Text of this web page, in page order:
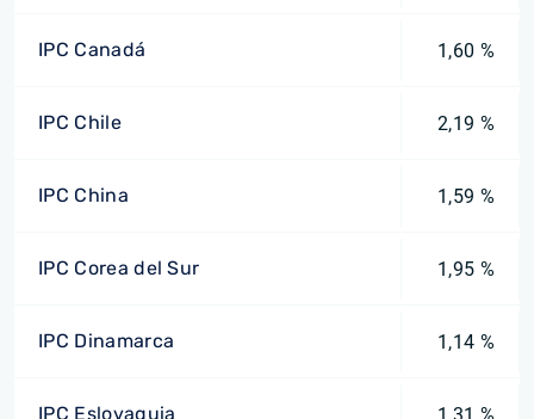
IPC Canadá 1,60 %
IPC Chile 2,19 %
IPC China 1,59 %
IPC Corea del Sur 1,95 %
IPC Dinamarca 1,14 %
IPC Eslovaquia 1,31 %